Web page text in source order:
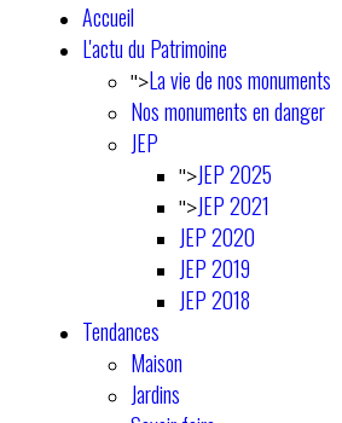
Accueil
L'actu du Patrimoine
">La vie de nos monuments
Nos monuments en danger
JEP
">JEP 2025
">JEP 2021
JEP 2020
JEP 2019
JEP 2018
Tendances
Maison
Jardins